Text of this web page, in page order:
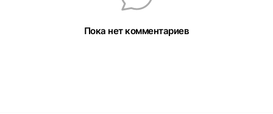
Пока нет комментариев